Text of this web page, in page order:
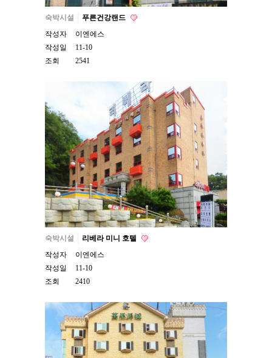
숙박시설
푸른건강랜드
작성자
이엔에스
작성일
11-10
조회
2541
숙박시설
리베라 미니 호텔
작성자
이엔에스
작성일
11-10
조회
2410